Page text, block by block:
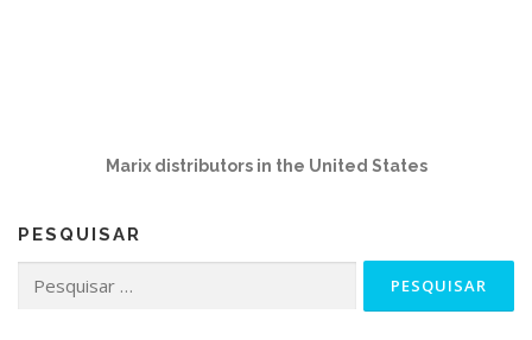
Marix distributors in the United States
PESQUISAR
por: